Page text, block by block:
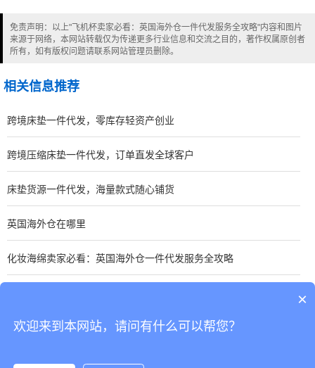
免责声明：以上"飞机杯卖家必看：英国海外仓一件代发服务全攻略"内容和图片
来源于网络，本网站转载仅为传递更多行业信息和交流之目的，著作权属原创者
所有，如有版权问题请联系网站管理员删除。
相关信息推荐
跨境床垫一件代发，零库存轻资产创业
跨境压缩床垫一件代发，订单直发全球客户
床垫货源一件代发，海量款式随心铺货
英国海外仓在哪里
化妆海绵卖家必看：英国海外仓一件代发服务全攻略
×
欢迎来到本网站，请问有什么可以帮您？